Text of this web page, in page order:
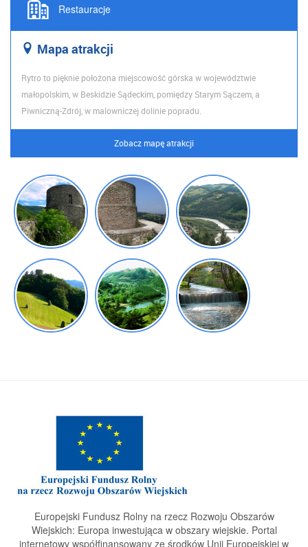
Restauracje
Mapa atrakcji
Rytro to pięknie położona miejscowość górska w województwie
małopolskim, w Beskidzie Sądeckim, pomiędzy Starym Sączem, a
Piwniczną-Zdrój, w malowniczej dolinie popradu.
Zobacz mapę atrakcji
Europejski Fundusz Rolny na rzecz Rozwoju Obszarów
Wiejskich: Europa inwestująca w obszary wiejskie. Portal
internetowy współfinansowany ze środków Unii Europejskiej w